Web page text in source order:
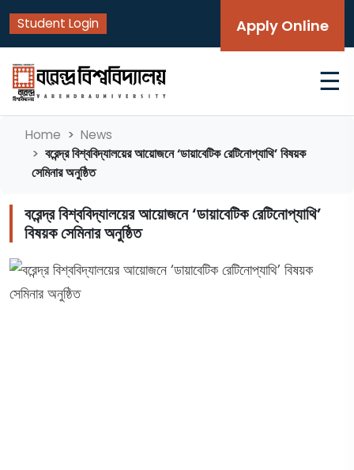
Student Login Apply Online
☰
Home News
বরেন্দ্র বিশ্ববিদ্যালয়ের আয়োজনে ‘ডায়াবেটিক রেটিনোপ্যাথি’ বিষয়ক
সেমিনার অনুষ্ঠিত
বরেন্দ্র বিশ্ববিদ্যালয়ের আয়োজনে ‘ডায়াবেটিক রেটিনোপ্যাথি’
বিষয়ক সেমিনার অনুষ্ঠিত